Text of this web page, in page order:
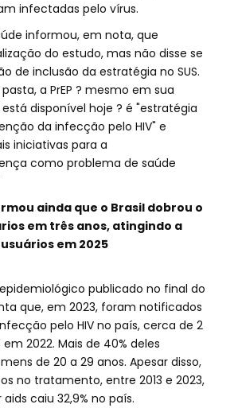
infectadas pelo vírus.
informou, em nota, que
do estudo, mas não disse se
de inclusão da estratégia no SUS.
a PrEP ? mesmo em sua
disponível hoje ? é "estratégia
da infecção pelo HIV" e
iniciativas para a
como problema de saúde
ainda que o Brasil dobrou o
em três anos, atingindo a
usuários em 2025
publicado no final do
que, em 2023, foram notificados
pelo HIV no país, cerca de 2
2022. Mais de 40% deles
de 20 a 29 anos. Apesar disso,
no tratamento, entre 2013 e 2023,
caiu 32,9% no país.